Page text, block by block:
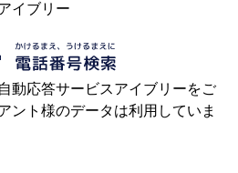
イブリー
動応答サービスアイブリーをご
ント様のデータは利用していま